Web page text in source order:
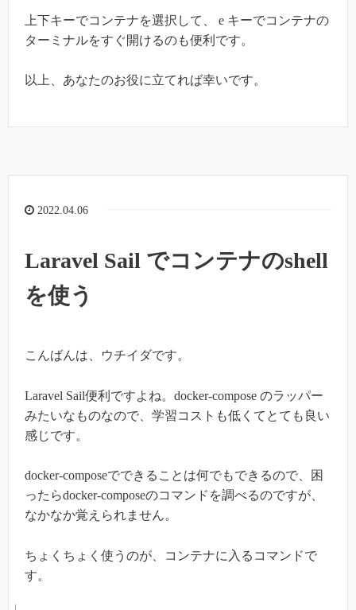
上下キーでコンテナを選択して、 e キーでコンテナの
ターミナルをすぐ開けるのも便利です。
以上、あなたのお役に立てれば幸いです。
2022.04.06
Laravel Sail でコンテナのshell
を使う
こんばんは、ウチイダです。
Laravel Sail便利ですよね。docker-compose のラッパー
みたいなものなので、学習コストも低くてとても良い
感じです。
docker-composeでできることは何でもできるので、困
ったらdocker-composeのコマンドを調べるのですが、
なかなか覚えられません。
ちょくちょく使うのが、コンテナに入るコマンドで
す。